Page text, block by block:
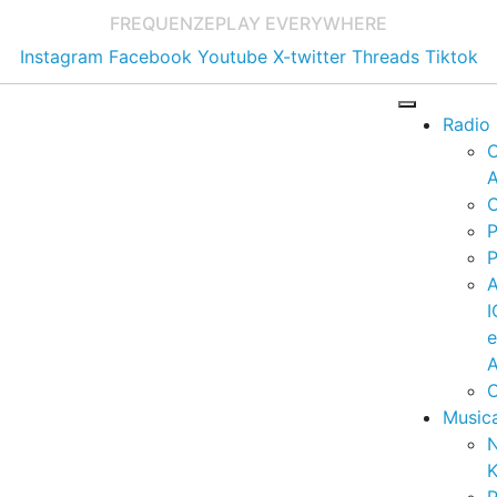
FREQUENZEPLAY EVERYWHERE
Instagram Facebook Youtube X-twitter Threads Tiktok
Radio
e